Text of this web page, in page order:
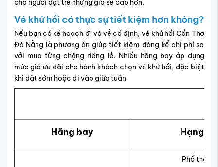
cho người đặt trễ nhưng giá sẽ cao hơn.
Vé khứ hồi có thực sự tiết kiệm hơn không?
Nếu bạn có kế hoạch đi và về cố định, vé khứ hồi Cần Thơ
Đà Nẵng là phương án giúp tiết kiệm đáng kể chi phí so
với mua từng chặng riêng lẻ. Nhiều hãng bay áp dụng
mức giá ưu đãi cho hành khách chọn vé khứ hồi, đặc biệt
khi đặt sớm hoặc đi vào giữa tuần.
Hãng bay Hạng vé
Phổ thông